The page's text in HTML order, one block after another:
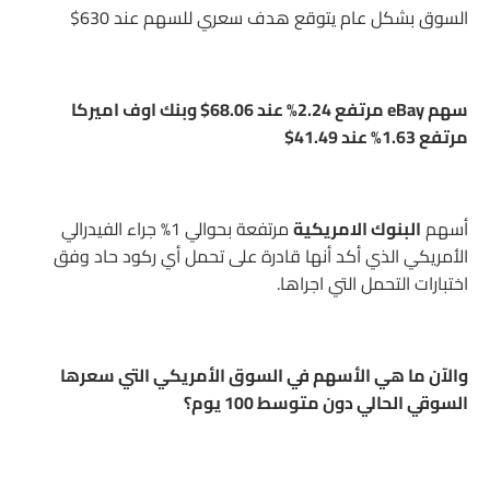
السوق بشكل عام يتوقع هدف سعري للسهم عند 630$
سهم eBay مرتفع 2.24% عند 68.06$ وبنك اوف اميركا
مرتفع 1.63% عند 41.49$
أسهمالبنوك الامريكية
مرتفعة بحوالي 1% جراء الفيدرالي
الأمريكي الذي أكد أنها قادرة على تحمل أي ركود حاد وفق
اختبارات التحمل التي اجراها.
والآن ما هي الأسهم في السوق الأمريكي التي سعرها
السوقي الحالي دون متوسط 100 يوم؟